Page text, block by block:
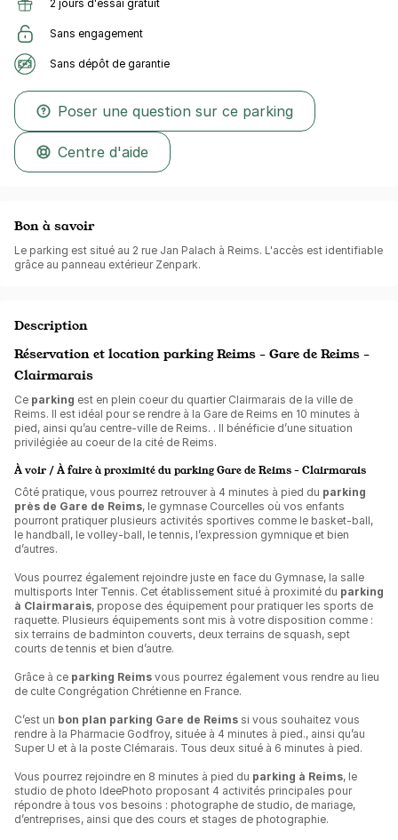
2 jours d'essai gratuit
Sans engagement
Sans dépôt de garantie
Poser une question sur ce parking
Centre d'aide
Bon à savoir
Le parking est situé au 2 rue Jan Palach à Reims. L'accès est identifiable
grâce au panneau extérieur Zenpark.
Description
Réservation et location parking Reims - Gare de Reims -
Clairmarais
Ce parking est en plein coeur du quartier Clairmarais de la ville de
Reims. Il est idéal pour se rendre à la Gare de Reims en 10 minutes à
pied, ainsi qu’au centre-ville de Reims. . Il bénéficie d’une situation
privilégiée au coeur de la cité de Reims.
À voir / À faire à proximité du parking Gare de Reims - Clairmarais
Côté pratique, vous pourrez retrouver à 4 minutes à pied du parking
près de Gare de Reims, le gymnase Courcelles où vos enfants
pourront pratiquer plusieurs activités sportives comme le basket-ball,
le handball, le volley-ball, le tennis, l’expression gymnique et bien
d’autres.
Vous pourrez également rejoindre juste en face du Gymnase, la salle
multisports Inter Tennis. Cet établissement situé à proximité du parking
à Clairmarais, propose des équipement pour pratiquer les sports de
raquette. Plusieurs équipements sont mis à votre disposition comme :
six terrains de badminton couverts, deux terrains de squash, sept
courts de tennis et bien d’autre.
Grâce à ce parking Reims vous pourrez également vous rendre au lieu
de culte Congrégation Chrétienne en France.
C’est un bon plan parking Gare de Reims si vous souhaitez vous
rendre à la Pharmacie Godfroy, située à 4 minutes à pied., ainsi qu’au
Super U et à la poste Clémarais. Tous deux situé à 6 minutes à pied.
Vous pourrez rejoindre en 8 minutes à pied du parking à Reims, le
studio de photo IdeePhoto proposant 4 activités principales pour
répondre à tous vos besoins : photographe de studio, de mariage,
d’entreprises, ainsi que des cours et stages de photographie.